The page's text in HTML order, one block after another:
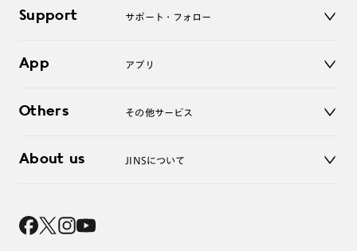
アクセサリー
ログアウト
Support サポート・フォロー
よくあるご質問
お問い合わせ
App アプリ
Others その他サービス
レンズ交換
About us JINSについて
採用情報